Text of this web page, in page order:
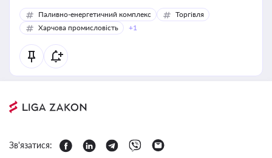
Паливно-енергетичний комплекс
Торгівля
Харчова промисловість
+1
Зв'язатися: